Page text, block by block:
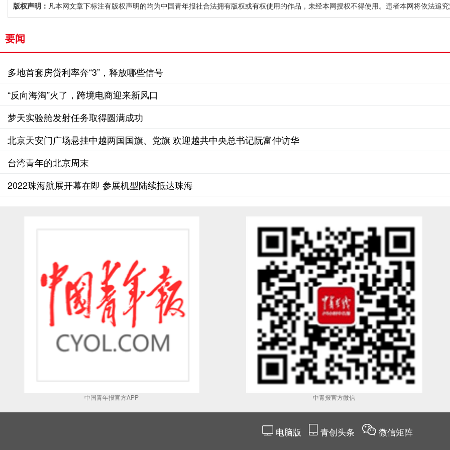
版权声明： 凡本网文章下标注有版权声明的均为中国青年报社合法拥有版权或有权使用的作品，未经本网授权不得使用。违者本网将依法追究
要闻
多地首套房贷利率奔“3”，释放哪些信号
“反向海淘”火了，跨境电商迎来新风口
梦天实验舱发射任务取得圆满成功
北京天安门广场悬挂中越两国国旗、党旗 欢迎越共中央总书记阮富仲访华
台湾青年的北京周末
2022珠海航展开幕在即 参展机型陆续抵达珠海
中国青年报官方APP 中青报官方微信
电脑版 青创头条 微信矩阵